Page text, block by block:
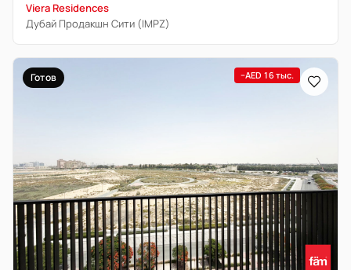
Viera Residences
Дубай Продакшн Сити (IMPZ)
Готов −AED 16 тыс.